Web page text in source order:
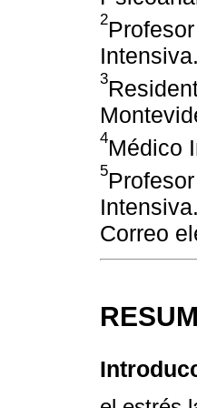
2
3
4Médico
5
Correo